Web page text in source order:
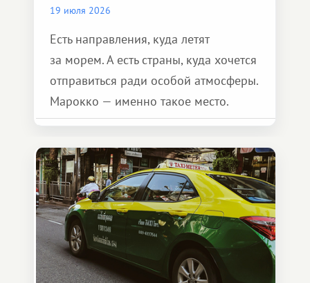
19 июля 2026
Есть направления, куда летят
за морем. А есть страны, куда хочется
отправиться ради особой атмосферы.
Марокко — именно такое место.